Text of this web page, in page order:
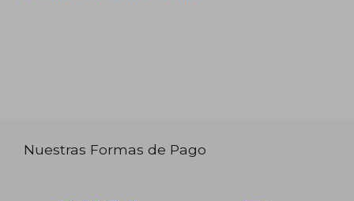
Nuestras Formas de Pago